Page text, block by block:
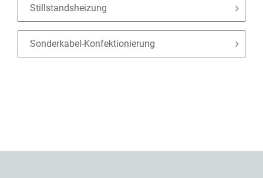
Stillstandsheizung
Sonderkabel-Konfektionierung